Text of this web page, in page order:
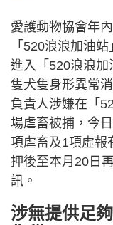
愛護動物協會年
「520浪浪加油
進入「520浪浪
隻犬隻身形異常
負責人涉嫌在「
場虐畜被捕，今
項虐畜及1項虛報
押後至本月20日
訊。
涉無提供足